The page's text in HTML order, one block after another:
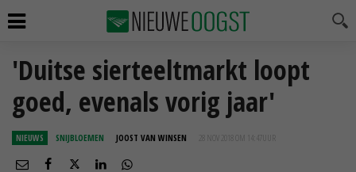
'Duitse sierteeltmarkt loopt
goed, evenals vorig jaar'
NIEUWS SNIJBLOEMEN JOOST VAN WINSEN 28 NOV 2018 OM 14:47